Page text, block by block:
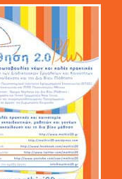
teacher διαδίκτυο
γονείς μαθητές
students
classroom google
παιδιά games school
μάθηση social networks
έρευνα technology
internet applications